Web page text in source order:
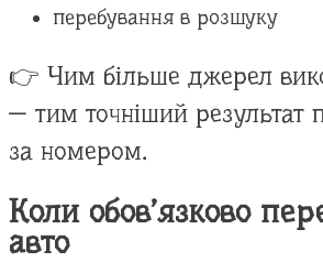
перебування в розшуку
👉 Чим більше джерел
— тим точніший результат
за номером.
Коли обов’язково
авто